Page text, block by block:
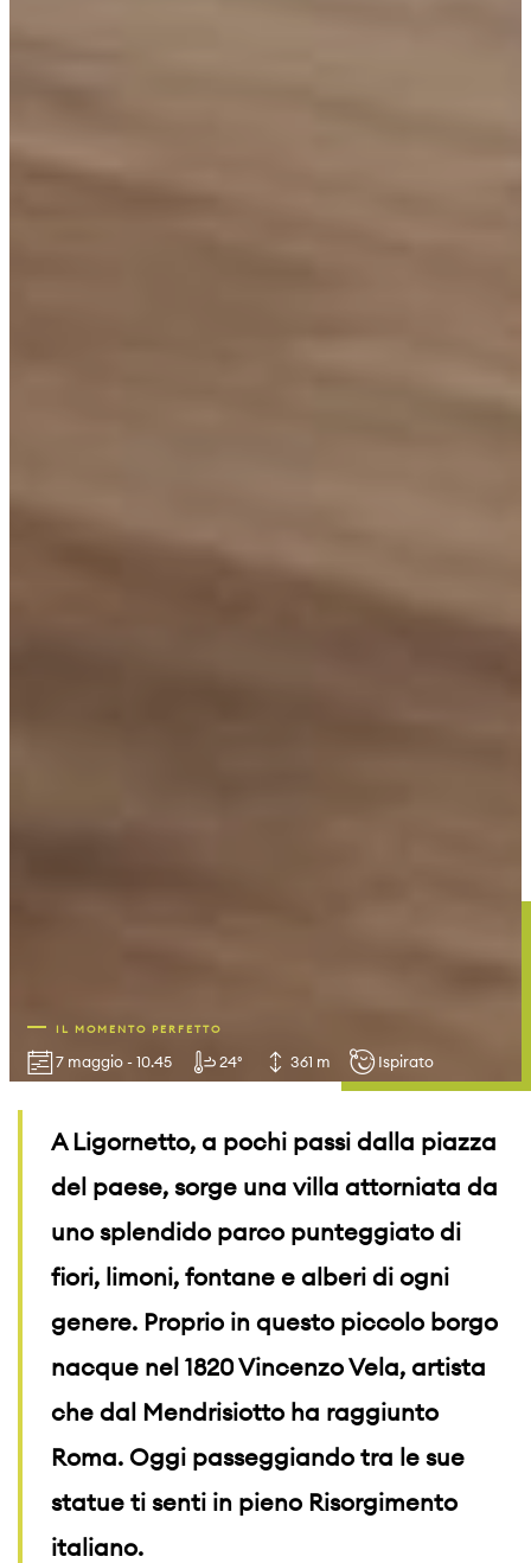
IL MOMENTO PERFETTO
7 maggio - 10.45 24° 361 m Ispirato
A Ligornetto, a pochi passi dalla piazza
del paese, sorge una villa attorniata da
uno splendido parco punteggiato di
fiori, limoni, fontane e alberi di ogni
genere. Proprio in questo piccolo borgo
nacque nel 1820 Vincenzo Vela, artista
che dal Mendrisiotto ha raggiunto
Roma. Oggi passeggiando tra le sue
statue ti senti in pieno Risorgimento
italiano.